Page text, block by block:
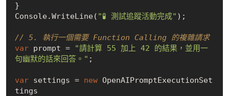
}
Console.WriteLine( "🧪 測試追蹤活動完成" );
// 5. 執行一個需要 Function Calling 的複雜請求
var prompt =
"請計算 55 加上 42 的結果，並用一
句幽默的話來回答。" ;
var settings = new OpenAIPromptExecutionSet
tings